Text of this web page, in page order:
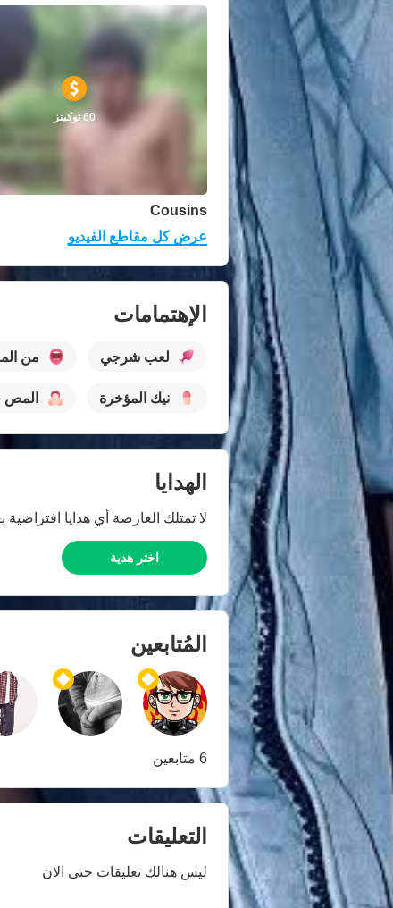
60 توكينز
Cousins
عرض كل مقاطع الفيديو
الإهتمامات
لعب شرجي من
نيك المؤخرة المص
الهدايا
لا تمتلك العارضة أي هدايا افتراضية
اختر هدية
المُتابعين
6 متابعين
التعليقات
ليس هنالك تعليقات حتى الان